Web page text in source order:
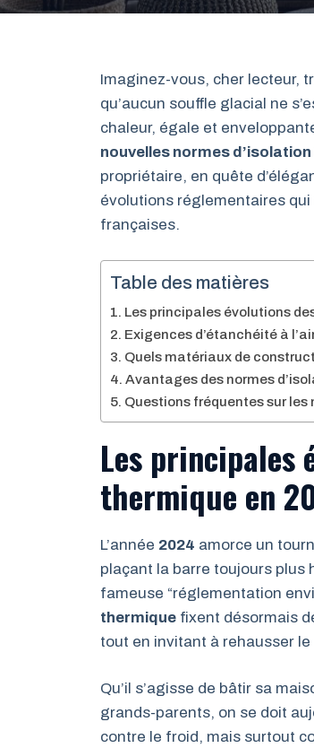
Imaginez-vous, cher lecteur,
qu’aucun souffle glacial ne
chaleur, égale et
nouvelles normes
propriétaire, en quête
évolutions réglementaires
françaises.
Table des matières
Les principales évolutions
Exigences d’étanchéité à
Quels matériaux de
Avantages des normes
Questions fréquentes sur les
Les principales
thermique en
L’année 2024 amorce un
plaçant la barre toujours plus
fameuse “réglementation
thermique fixent désormais
tout en invitant à rehausser
Qu’il s’agisse de bâtir sa
grands-parents, on se doit
contre le froid, mais surtout